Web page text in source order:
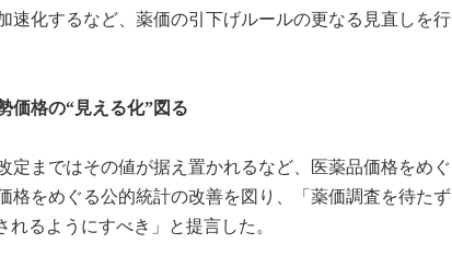
速化するなど、薬価の引下げルールの更なる見直しを行
格の“見える化”図る
定まではその値が据え置かれるなど、医薬品価格をめぐ
格をめぐる公的統計の改善を図り、「薬価調査を待たず
るようにすべき」と提言した。